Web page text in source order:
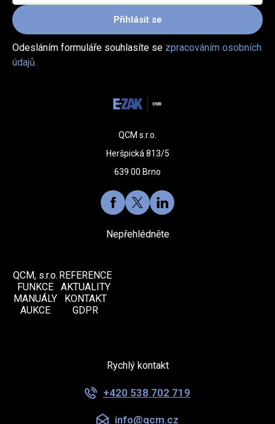
Přihlásit se
Odesláním formuláře souhlasíte se zpracováním osobních
údajů.
QCM s.r.o.
Heršpická 813/5
639 00 Brno
Nepřehlédněte
QCM, s.r.o.
FUNKCE
MANUÁLY
AUKCE
REFERENCE
AKTUALITY
KONTAKT
GDPR
Rychlý kontakt
+420 538 702 719
info@qcm.cz